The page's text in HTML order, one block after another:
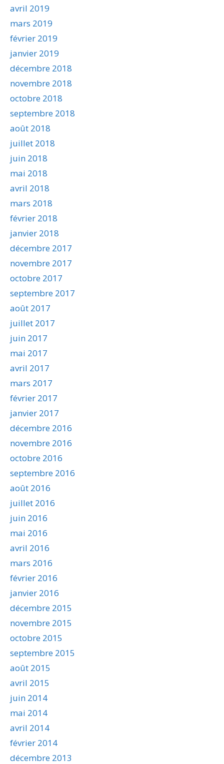
avril 2019
mars 2019
février 2019
janvier 2019
décembre 2018
novembre 2018
octobre 2018
septembre 2018
août 2018
juillet 2018
juin 2018
mai 2018
avril 2018
mars 2018
février 2018
janvier 2018
décembre 2017
novembre 2017
octobre 2017
septembre 2017
août 2017
juillet 2017
juin 2017
mai 2017
avril 2017
mars 2017
février 2017
janvier 2017
décembre 2016
novembre 2016
octobre 2016
septembre 2016
août 2016
juillet 2016
juin 2016
mai 2016
avril 2016
mars 2016
février 2016
janvier 2016
décembre 2015
novembre 2015
octobre 2015
septembre 2015
août 2015
avril 2015
juin 2014
mai 2014
avril 2014
février 2014
décembre 2013